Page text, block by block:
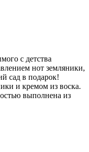
с детства
нот земляники,
сад в подарок!
и кремом из воска.
выполнена из